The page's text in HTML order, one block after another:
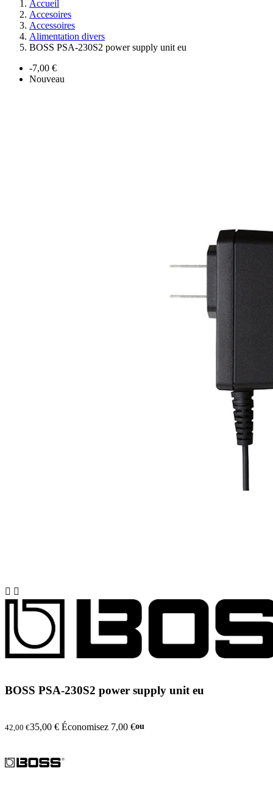
Accueil
Accesoires
Accessoires
Alimentation divers
BOSS PSA-230S2 power supply unit eu
-7,00 €
Nouveau
 
BOSS PSA-230S2 power supply unit eu
42,00 €35,00 € Économisez 7,00 €ou